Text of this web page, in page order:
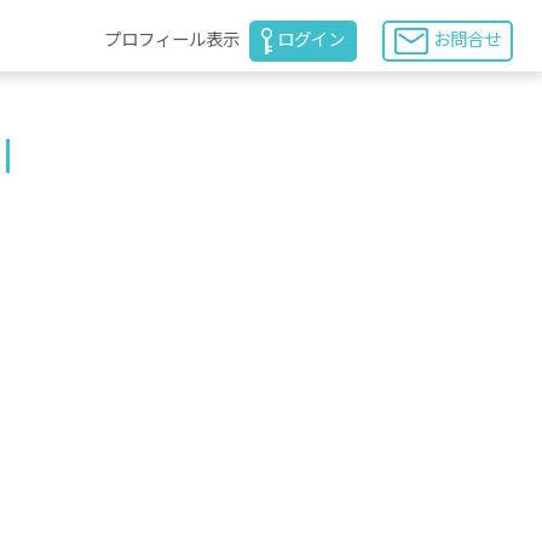
プロフィール表示 ログイン お問合せ